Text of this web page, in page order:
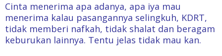
Cinta menerima apa adanya, apa iya mau
menerima kalau pasangannya selingkuh, KDRT,
tidak memberi nafkah, tidak shalat dan beragam
keburukan lainnya. Tentu jelas tidak mau kan.